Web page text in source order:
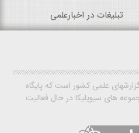
تبلیغات در اخبارعلمی
علمی کشور است که پایگاه
های سیویلیکا در حال فعالیت